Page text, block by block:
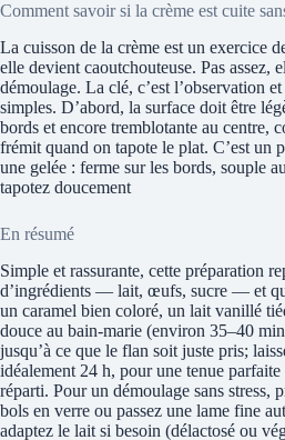
Comment savoir si la crème est cuite
La cuisson de la crème est un exercice
elle devient caoutchouteuse. Pas assez,
démoulage. La clé, c’est l’observation
simples. D’abord, la surface doit être
bords et encore tremblotante au centre,
frémit quand on tapote le plat. C’est un
une gelée : ferme sur les bords, souple
tapotez doucement
En résumé
Simple et rassurante, cette préparation
d’ingrédients — lait, œufs, sucre — et
un caramel bien coloré, un lait vanillé
douce au bain‑marie (environ 35–40
jusqu’à ce que le flan soit juste pris;
idéalement 24 h, pour une tenue
réparti. Pour un démoulage sans stress,
bols en verre ou passez une lame fine
adaptez le lait si besoin (délactosé ou